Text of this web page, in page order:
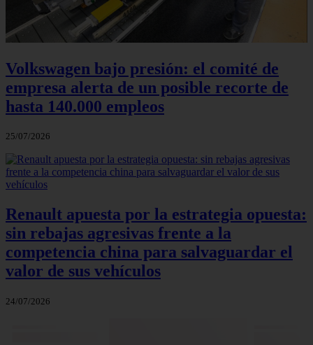
Volkswagen bajo presión: el comité de
empresa alerta de un posible recorte de
hasta 140.000 empleos
25/07/2026
Renault apuesta por la estrategia opuesta:
sin rebajas agresivas frente a la
competencia china para salvaguardar el
valor de sus vehículos
24/07/2026